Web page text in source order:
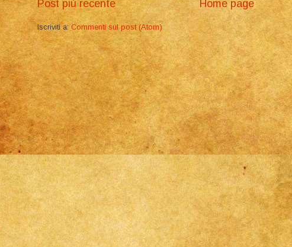
Post più recente Home page
Iscriviti a:Commenti sul post (Atom)